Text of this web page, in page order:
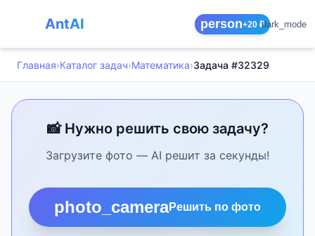
AntAI person+20 ₽dark_mode
Главная›Каталог задач›Математика›Задача #32329
📸 Нужно решить свою задачу?
Загрузите фото — AI решит за секунды!
photo_cameraРешить по фото